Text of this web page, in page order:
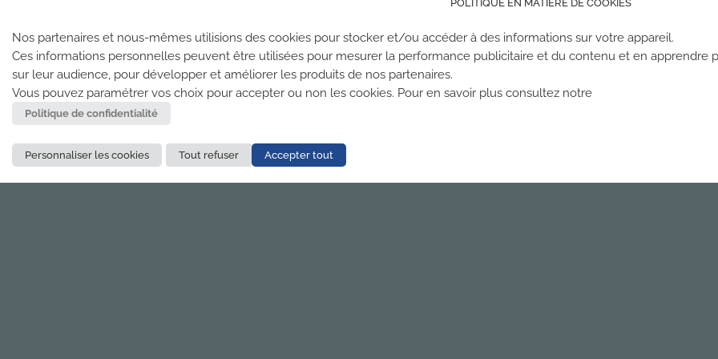
Nos partenaires et nous-mêmes utilisions des cookies pour stocker et/ou accéder à des informations sur votre appareil.
Ces informations personnelles peuvent être utilisées pour mesurer la performance publicitaire et du contenu et en apprendre
sur leur audience, pour développer et améliorer les produits de nos partenaires.
Vous pouvez paramétrer vos choix pour accepter ou non les cookies. Pour en savoir plus consultez notre
Politique de confidentialité
Personnaliser les cookies Tout refuser Accepter tout